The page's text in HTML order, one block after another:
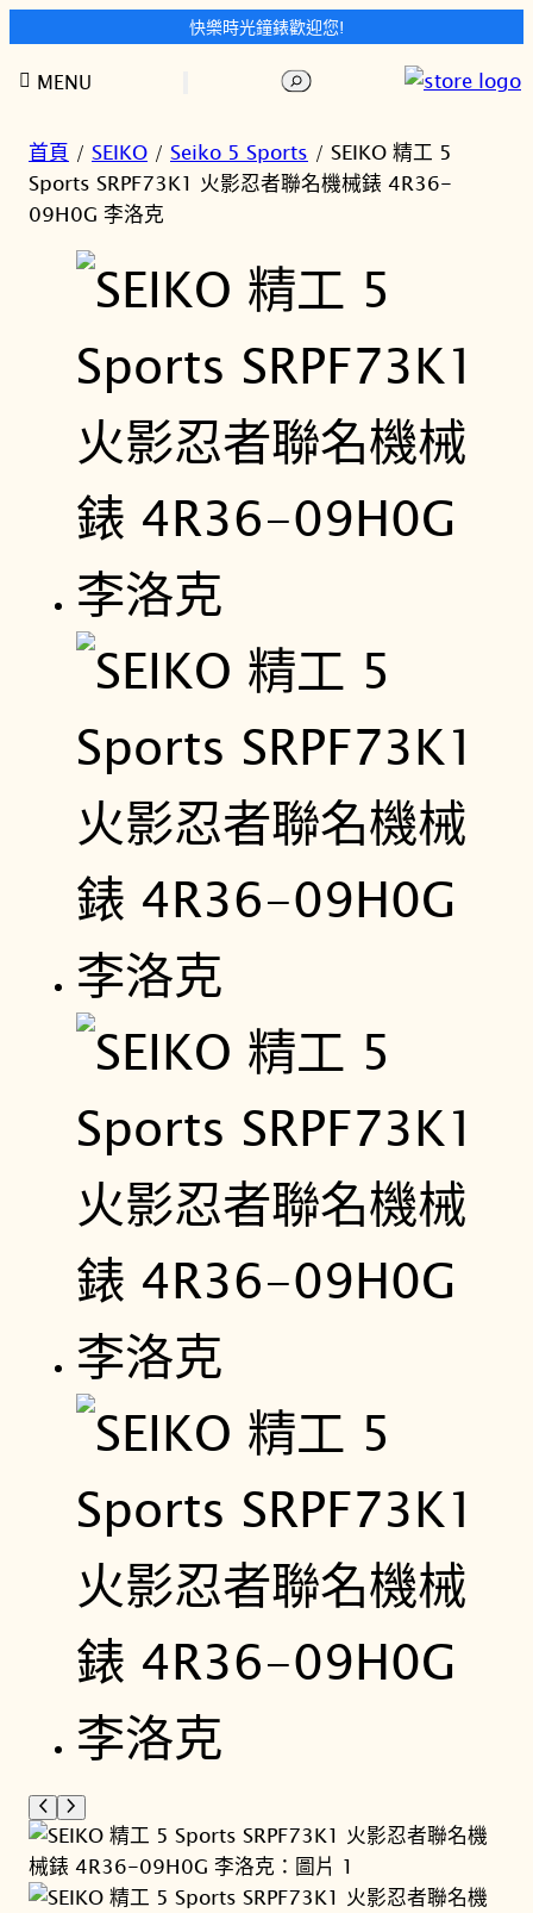
快樂時光鐘錶歡迎您!
至
搜
MENU
首頁 / SEIKO / Seiko 5 Sports / SEIKO 精工 5
Sports SRPF73K1 火影忍者聯名機械錶 4R36-
09H0G 李洛克